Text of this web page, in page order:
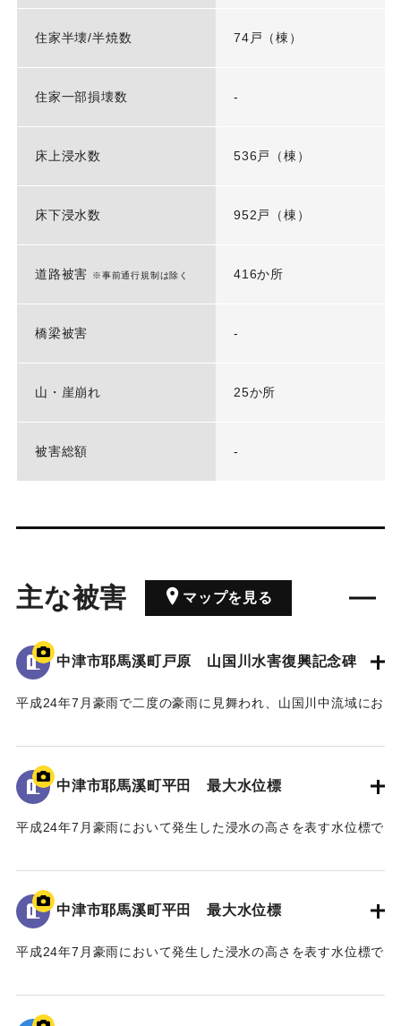
住家半壊/半焼数 74戸（棟）
住家一部損壊数 -
床上浸水数 536戸（棟）
床下浸水数 952戸（棟）
道路被害 ※事前通行規制は除く 416か所
橋梁被害 -
山・崖崩れ 25か所
被害総額 -
主な被害 マップを見る
中津市耶馬溪町戸原 山国川水害復興記念碑
平成24年7月豪雨で二度の豪雨に見舞われ、山国川中流域にお
溪町平田地区・戸原地区で約70戸の家屋が浸水したことが記
された石碑。
山国川水害復興記念碑
び観測史上二番目となる記録的豪雨に二度も見舞われ、未曾
有の被害を受けた。
山国川中流域では、この二度の豪雨により、それぞれ約二
このため、国土交通省では「山国川床上浸水対策特別緊急
事業」を平成二十五年五月に採択し、山国川の中流部約十キ
中津市耶馬溪町平田 最大水位標
平成24年7月豪雨において発生した浸水の高さを表す水位標で
地面から160cmの位置に水位が示されている。
｜固有コード: 09922071
中津市耶馬溪町平田 最大水位標
平成24年7月豪雨において発生した浸水の高さを表す水位標で
地面から105cmの位置に水位が示されている。